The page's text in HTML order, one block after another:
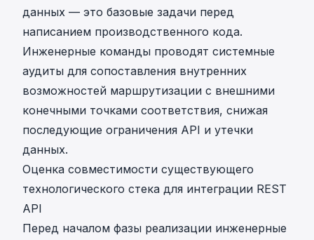
данных — это базовые задачи перед
написанием производственного кода.
Инженерные команды проводят системные
аудиты для сопоставления внутренних
возможностей маршрутизации с внешними
конечными точками соответствия, снижая
последующие ограничения API и утечки
данных.
Оценка совместимости существующего
технологического стека для интеграции REST
API
Перед началом фазы реализации инженерные